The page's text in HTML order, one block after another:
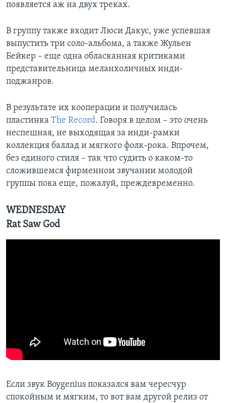
появляется аж на двух треках.
В группу также входит Люси Дакус, уже успевшая
выпустить три соло-альбома, а также Жульен
Бейкер – еще одна обласканная критиками
представительница меланхоличных инди-
поджанров.
В результате их кооперации и получилась
пластинка The Record. Говоря в целом – это очень
неспешная, не выходящая за инди-рамки
коллекция баллад и мягкого фолк-рока. Впрочем,
без единого стиля – так что судить о каком-то
сложившемся фирменном звучании молодой
группы пока еще, пожалуй, преждевременно.
WEDNESDAY
Rat Saw God​
Если звук Boygenius показался вам чересчур
спокойным и мягким, то вот вам другой релиз от